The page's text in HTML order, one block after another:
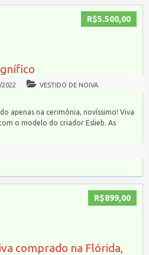
R$5.500,00
VESTIDO DE NOIVA
apenas na cerimônia, novíssimo! Viva
o modelo do criador Eslieb. As
R$899,00
comprado na Flórida,